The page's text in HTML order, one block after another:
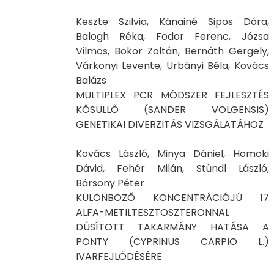
Keszte Szilvia, Kánainé Sipos Dóra,
Balogh Réka, Fodor Ferenc, Józsa
Vilmos, Bokor Zoltán, Bernáth Gergely,
Várkonyi Levente, Urbányi Béla, Kovács
Balázs
MULTIPLEX PCR MÓDSZER FEJLESZTÉS
KŐSÜLLŐ (SANDER VOLGENSIS)
GENETIKAI DIVERZITÁS VIZSGÁLATÁHOZ
Kovács László, Minya Dániel, Homoki
Dávid, Fehér Milán, Stündl László,
Bársony Péter
KÜLÖNBÖZŐ KONCENTRÁCIÓJÚ 17
ALFA-METILTESZTOSZTERONNAL
DÚSÍTOTT TAKARMÁNY HATÁSA A
PONTY (CYPRINUS CARPIO L.)
IVARFEJLŐDÉSÉRE